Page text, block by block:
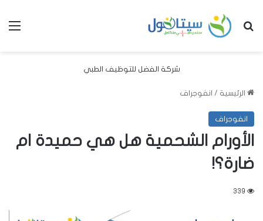
بحث عن
شركة الفضل للتوظيف الطبي
الرئيسية / انفوجراف
انفوجراف
الأورام الشحمية هل هي حميدة ام
ضارة؟!
339